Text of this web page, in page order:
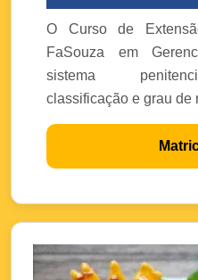
O Curso de
FaSouza em
sistema
classificação e grau de